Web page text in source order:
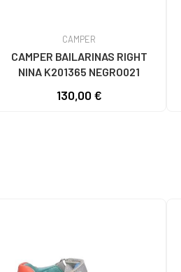
CAMPER
CAMPER BAILARINAS RIGHT
NINA K201365 NEGRO021
130,00 €